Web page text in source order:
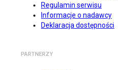
Regulamin serwisu
Informacje o nadawcy
Deklaracja dostępności
PARTNERZY